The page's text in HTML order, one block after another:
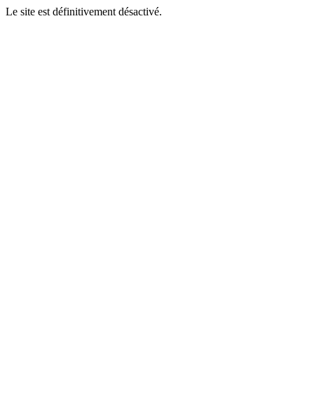
Le site est définitivement désactivé.